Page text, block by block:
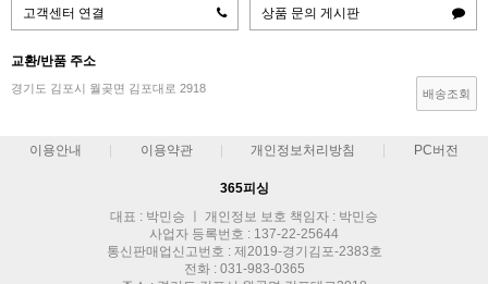
고객센터 연결 상품 문의 게시판
교환/반품 주소
경기도 김포시 월곶면 김포대로 2918 배송조회
이용안내 이용약관 개인정보처리방침 PC버전
365피싱
대표 : 박민승 ㅣ 개인정보 보호 책임자 : 박민승
사업자 등록번호 : 137-22-25644
통신판매업신고번호 : 제2019-경기김포-2383호
전화 : 031-983-0365